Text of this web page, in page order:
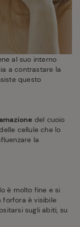
al suo interno
a contrastare la
questo
del cuoio
cellule che lo
la
è molto fine e si
forfora è visibile
sugli abiti, su